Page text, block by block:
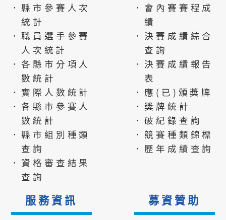
．縣市參賽人次
統計
．職員選手參賽
人次統計
．各縣市分項人
數統計
．實際人數統計
．各縣市參賽人
數統計
．縣市組別種類
查詢
．資格審查結果
查詢
．會內賽賽程成
績
．決賽成績綜合
查詢
．決賽成績報告
表
．應(已)頒獎牌
．獎牌統計
．破紀錄查詢
．競賽種類錦標
．歷年成績查詢
服務資訊 募資贊助